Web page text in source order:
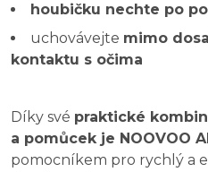
houbičku nechte po
uchovávejte mimo
kontaktu s očima
Díky své praktické
a pomůcek je NOOVOO
pomocníkem pro rychlý a